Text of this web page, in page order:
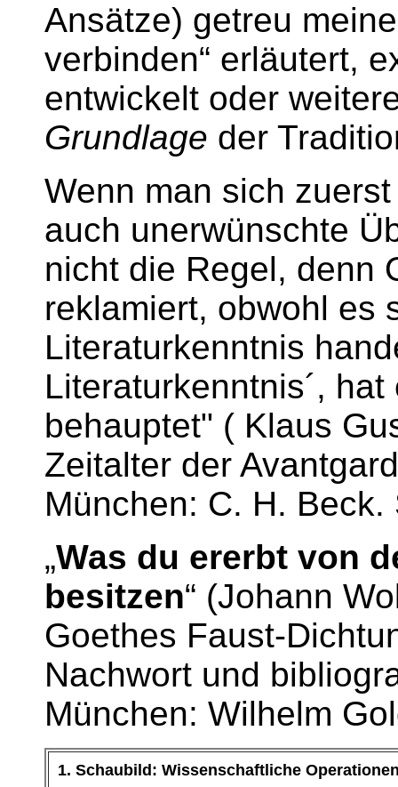
Ansätze) getreu
verbinden“ erläutert,
entwickelt oder
Grundlage der
Wenn man sich
auch unerwünschte
nicht die Regel, denn
reklamiert, obwohl es
Literaturkenntnis
Literaturkenntnis´,
behauptet" ( Klaus
Zeitalter der
München: C. H. Beck.
„Was du ererbt von
besitzen“ (Johann
Goethes Faust-
Nachwort und
München: Wilhelm
1. Schaubild : Wissenschaftliche